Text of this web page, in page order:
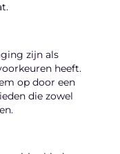
zijn als
heeft.
op door een
die zowel